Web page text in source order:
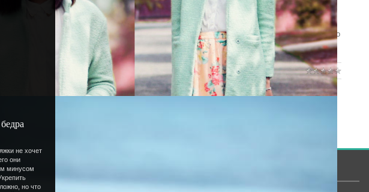
не хочет
они
минусом
но что
интересна жизнь администрации, но мы решили пойти против этого правила - и самым
вашим мнением. Отвечай на вопросы.;)
тебя на вечеринке в честь Дня рождения Девичника (пока время ее начало не определено
когда было бы удобно тебе) и в праздничной skype-конференции. Оставляй свой ник
/0